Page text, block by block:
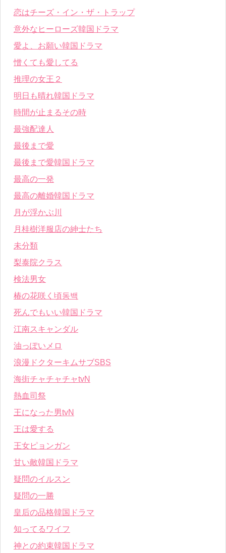
恋はチーズ・イン・ザ・トラップ
意外なヒーローズ韓国ドラマ
愛よ、お願い韓国ドラマ
憎くても愛してる
推理の女王２
明日も晴れ韓国ドラマ
時間が止まるその時
最強配達人
最後まで愛
最後まで愛韓国ドラマ
最高の一発
最高の離婚韓国ドラマ
月が浮かぶ川
月桂樹洋服店の紳士たち
未分類
梨泰院クラス
検法男女
椿の花咲く頃동백
死んでもいい韓国ドラマ
江南スキャンダル
油っぽいメロ
浪漫ドクターキムサブSBS
海街チャチャチャtvN
熱血司祭
王になった男tvN
王は愛する
王女ピョンガン
甘い敵韓国ドラマ
疑問のイルスン
疑問の一勝
皇后の品格韓国ドラマ
知ってるワイフ
神との約束韓国ドラマ